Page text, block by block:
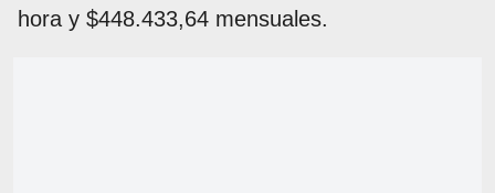
hora y $448.433,64 mensuales.